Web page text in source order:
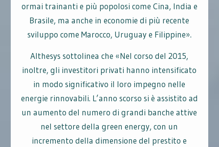
ormai trainanti e più popolosi come Cina, India e
Brasile, ma anche in economie di più recente
sviluppo come Marocco, Uruguay e Filippine».
Althesys sottolinea che «Nel corso del 2015,
inoltre, gli investitori privati hanno intensificato
in modo significativo il loro impegno nelle
energie rinnovabili. L’anno scorso si è assistito ad
un aumento del numero di grandi banche attive
nel settore della green energy, con un
incremento della dimensione del prestito e